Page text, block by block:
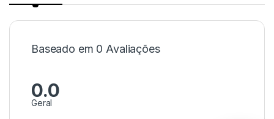
Baseado em 0 Avaliações
0.0
Geral